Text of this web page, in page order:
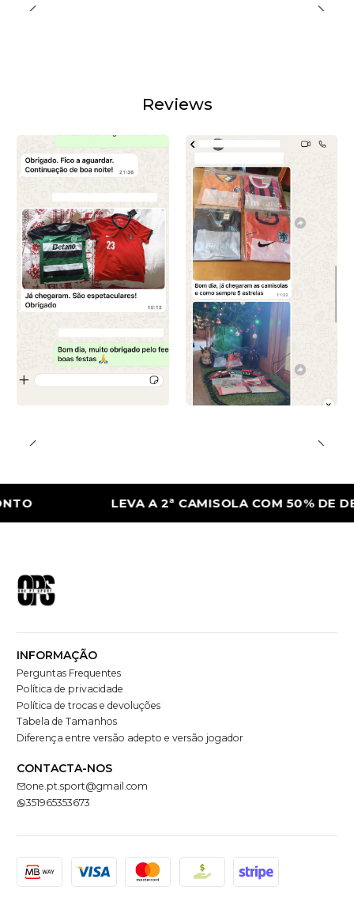
Reviews
LEVA A 2ª CAMISOLA COM 50% DE
INFORMAÇÃO
Perguntas Frequentes
Política de privacidade
Política de trocas e devoluções
Tabela de Tamanhos
Diferença entre versão adepto e versão jogador
CONTACTA-NOS
one.pt.sport@gmail.com
351965353673